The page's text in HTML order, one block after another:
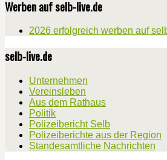
Werben auf selb-live.de
2026 erfolgreich werben auf
selb-live.de
Unternehmen
Vereinsleben
Aus dem Rathaus
Politik
Polizeibericht Selb
Polizeiberichte aus der Region
Standesamtliche Nachrichten